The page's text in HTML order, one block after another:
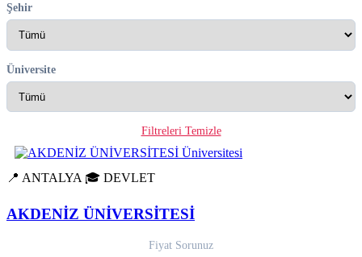
Şehir
Üniversite
Filtreleri Temizle
📍 ANTALYA 🎓 DEVLET
AKDENİZ ÜNİVERSİTESİ
Fiyat Sorunuz